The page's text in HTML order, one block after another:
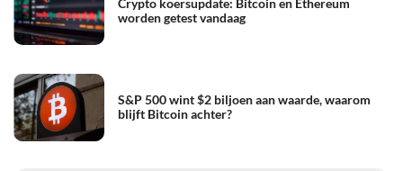
Crypto koersupdate: Bitcoin en Ethereum
worden getest vandaag
S&P 500 wint $2 biljoen aan waarde, waarom
blijft Bitcoin achter?